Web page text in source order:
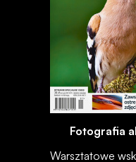
Fotografia
Warsztatowe